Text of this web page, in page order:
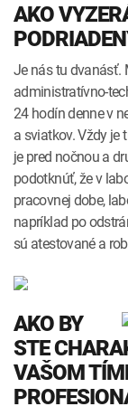
AKO
Je nás tu dvanásť.
administratívno-
24 hodín denne v
a sviatkov. Vždy je
je pred nočnou a
podotknúť, že v
pracovnej dobe,
napríklad po
sú atestované a
AKO BY
STE
VAŠOM